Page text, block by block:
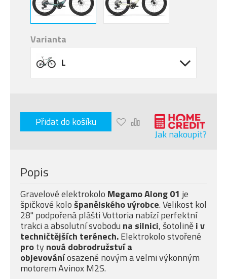
Varianta
L
Přidat do košíku
Jak nakoupit?
Popis
Gravelové elektrokolo Megamo Along 01 je
špičkové kološpanělského výrobce. Velikost kol
28" podpořená plášti Vottoria nabízí perfektní
trakci a absolutní svobodu na silnici, šotoliněi v
techničtějších terénech.Elektrokolo stvořené
proty nová dobrodružství a
objevováníosazené novým a velmi výkonným
motorem Avinox M2S.